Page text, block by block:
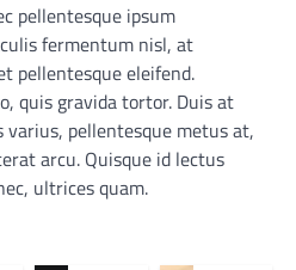
pellentesque ipsum
fermentum nisl, at
pellentesque eleifend.
quis gravida tortor. Duis at
varius, pellentesque metus at,
arcu. Quisque id lectus
ultrices quam.